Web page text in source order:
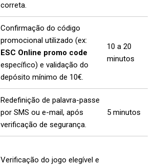
correta.
Confirmação do código
promocional utilizado (ex:
ESC Online promo code
específico) e validação do
depósito mínimo de 10€.
10 a 20
minutos
Redefinição de palavra-passe
por SMS ou e-mail, após
verificação de segurança.
5 minutos
Verificação do jogo elegível e